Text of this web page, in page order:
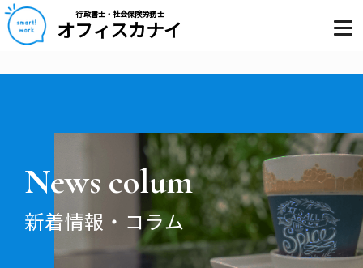
行政書士・社会保険労務士
オフィスカナイ
News colum
新着情報・コラム